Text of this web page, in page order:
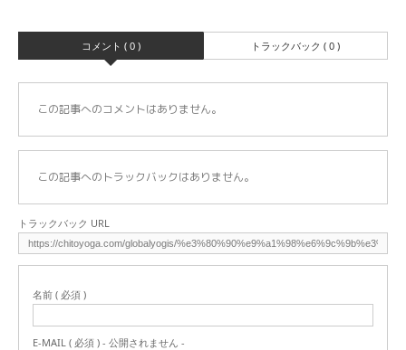
コメント ( 0 ) トラックバック ( 0 )
この記事へのコメントはありません。
この記事へのトラックバックはありません。
トラックバック URL
名前 ( 必須 )
E-MAIL ( 必須 ) - 公開されません -